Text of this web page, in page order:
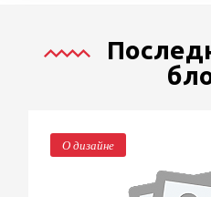
О дизайне